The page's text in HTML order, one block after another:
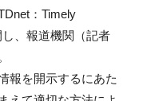
：Timely
、報道機関（記者
報を開示するにあた